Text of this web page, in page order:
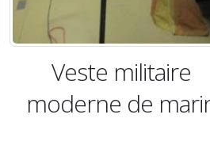
Veste militaire
moderne